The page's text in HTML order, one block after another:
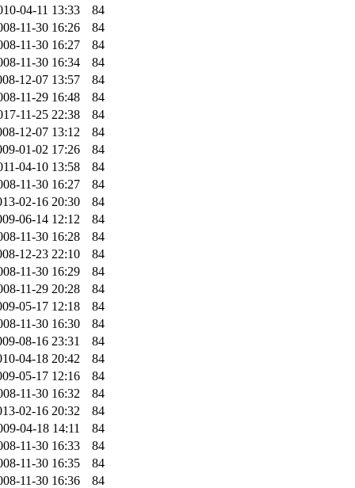
04-11 13:33
84
11-30 16:26
84
11-30 16:27
84
11-30 16:34
84
12-07 13:57
84
11-29 16:48
84
11-25 22:38
84
12-07 13:12
84
01-02 17:26
84
04-10 13:58
84
11-30 16:27
84
02-16 20:30
84
06-14 12:12
84
11-30 16:28
84
12-23 22:10
84
11-30 16:29
84
11-29 20:28
84
05-17 12:18
84
11-30 16:30
84
08-16 23:31
84
04-18 20:42
84
05-17 12:16
84
11-30 16:32
84
02-16 20:32
84
04-18 14:11
84
11-30 16:33
84
11-30 16:35
84
11-30 16:36
84